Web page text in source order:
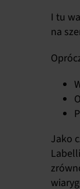
I tu
na
Jako